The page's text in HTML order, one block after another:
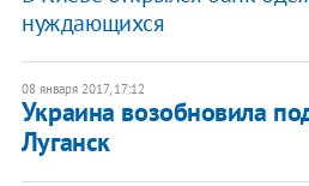
нуждающихся
08 января 2017, 17:12
Украина возобновила
Луганск